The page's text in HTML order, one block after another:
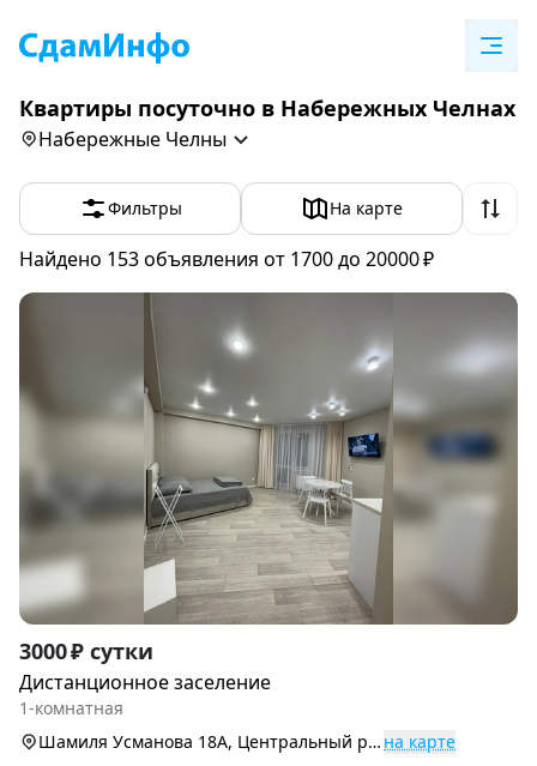
Квартиры посуточно в Набережных Челнах
Набережные Челны
Фильтры На карте
Найдено 153объявления от 1700 до 20000 ₽
Item
1
of
3000 ₽ сутки
Дистанционное заселение
1-комнатная
Шамиля Усманова 18А, Центральный р-н на карте